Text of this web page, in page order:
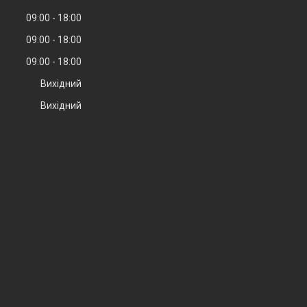
09:00
18:00
09:00
18:00
09:00
18:00
Вихідний
Вихідний